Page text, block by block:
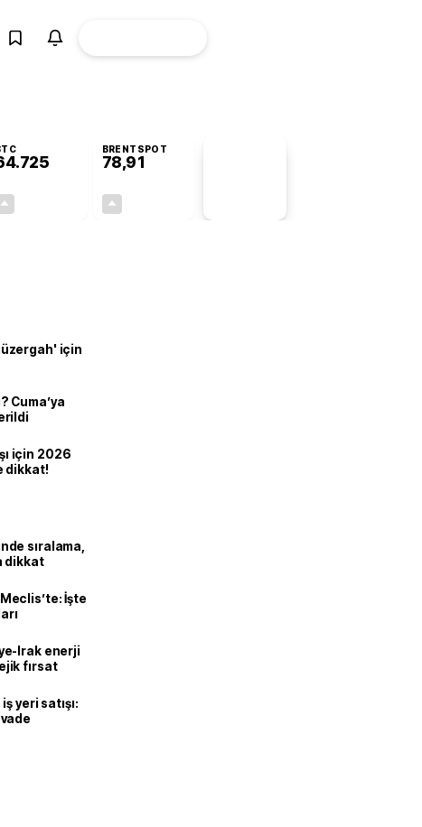
BRENTSPOT
78,91
için
Cuma’ya
için 2026
dikkat!
sıralama,
dikkat
İşte
Irak enerji
fırsat
yeri satışı: